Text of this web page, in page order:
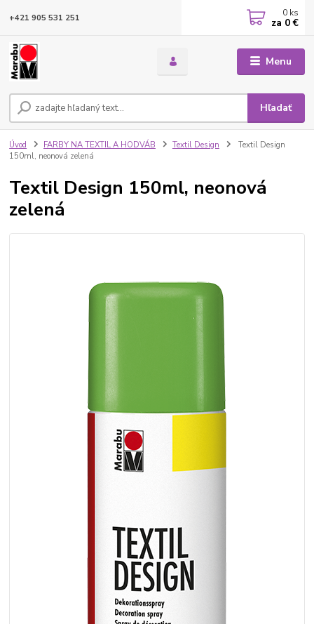
Menu
Hľadať
+421 905 531 251 0 ks
za 0 €
Úvod FARBY NA TEXTIL A HODVÁB Textil Design
Textil Design
150ml, neonová zelená
Textil Design 150ml, neonová
zelená